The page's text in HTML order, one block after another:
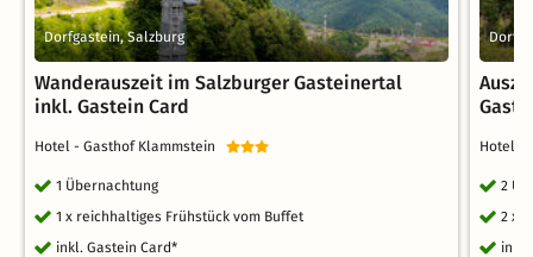
Dorfgastein, Salzburg
Wanderauszeit im Salzburger Gasteinertal
inkl. Gastein Card
Hotel - Gasthof Klammstein
1 Übernachtung
1 x reichhaltiges Frühstück vom Buffet
inkl. Gastein Card*
Hotel -
2
2 x
inkl.